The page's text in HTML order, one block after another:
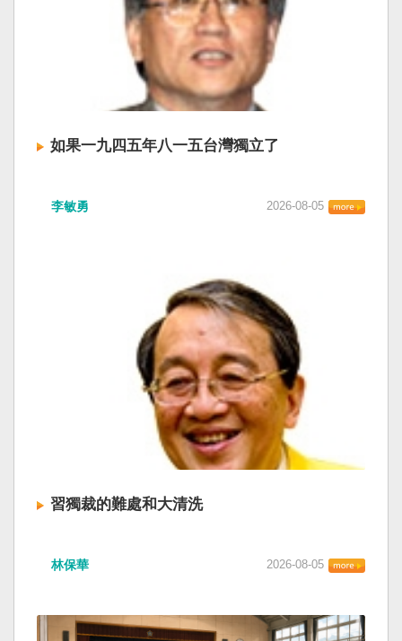
如果一九四五年八一五台灣獨立了
李敏勇 2026-08-05
習獨裁的難處和大清洗
林保華 2026-08-05